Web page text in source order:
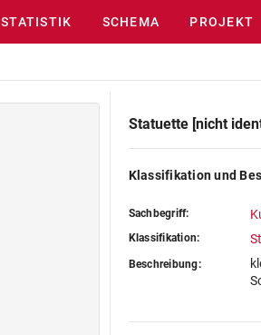
STATISTIK SCHEMA PROJEKT
Statuette [nicht
Klassifikation und
Sachbegriff:
Klassifikation:
Beschreibung: